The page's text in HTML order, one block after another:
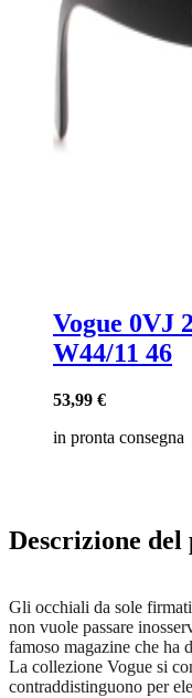
Vogue 0VJ
W44/11 46
53,99 €
in pronta consegna
Descrizione del
Gli occhiali da sole
non vuole passare
famoso magazine che ha
La collezione Vogue si
contraddistinguono per